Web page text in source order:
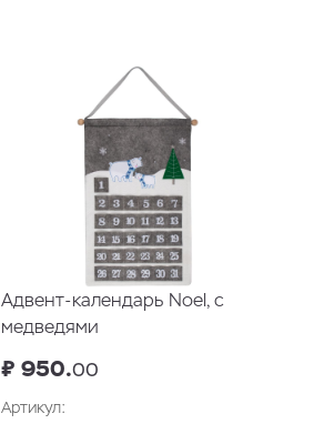
Адвент-календарь Noel, с
медведями
₽ 950.00
Артикул: